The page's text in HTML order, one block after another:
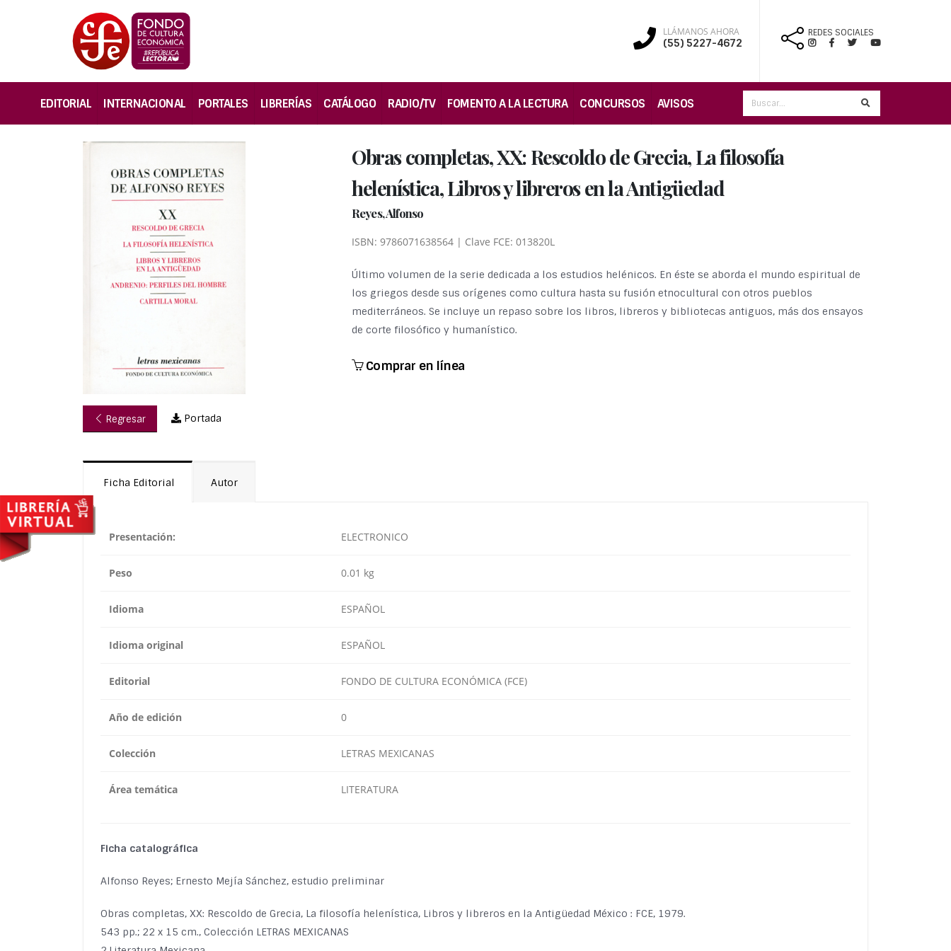
LLÁMANOS AHORA
(55) 5227-4672
REDES SOCIALES
EDITORIAL INTERNACIONAL PORTALES LIBRERÍAS CATÁLOGO RADIO/TV FOMENTO A LA LECTURA CONCURSOS AVISOS
Regresar Portada
Obras completas, XX: Rescoldo de Grecia, La filosofía
helenística, Libros y libreros en la Antigüedad
Reyes, Alfonso
ISBN: 9786071638564 | Clave FCE: 013820L
Último volumen de la serie dedicada a los estudios helénicos. En éste se aborda el mundo espiritual de
los griegos desde sus orígenes como cultura hasta su fusión etnocultural con otros pueblos
mediterráneos. Se incluye un repaso sobre los libros, libreros y bibliotecas antiguos, más dos ensayos
de corte filosófico y humanístico.
Comprar en línea
Ficha Editorial Autor
Presentación: ELECTRONICO
Peso 0.01 kg
Idioma ESPAÑOL
Idioma original ESPAÑOL
Editorial FONDO DE CULTURA ECONÓMICA (FCE)
Año de edición 0
Colección LETRAS MEXICANAS
Área temática LITERATURA
Ficha catalográfica
Alfonso Reyes; Ernesto Mejía Sánchez, estudio preliminar
Obras completas, XX: Rescoldo de Grecia, La filosofía helenística, Libros y libreros en la Antigüedad México : FCE, 1979.
543 pp.; 22 x 15 cm., Colección LETRAS MEXICANAS